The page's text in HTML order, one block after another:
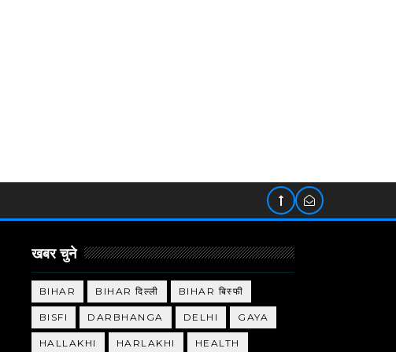
खबर चुने
BIHAR BIHAR दिल्ली BIHAR बिस्फी
BISFI DARBHANGA DELHI GAYA
HALLAKHI HARLAKHI HEALTH